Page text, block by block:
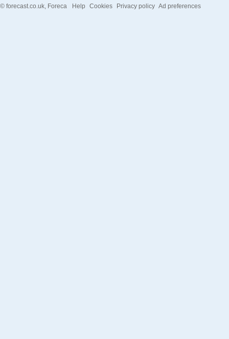
© forecast.co.uk , Foreca Help Cookies Privacy policy Ad preferences